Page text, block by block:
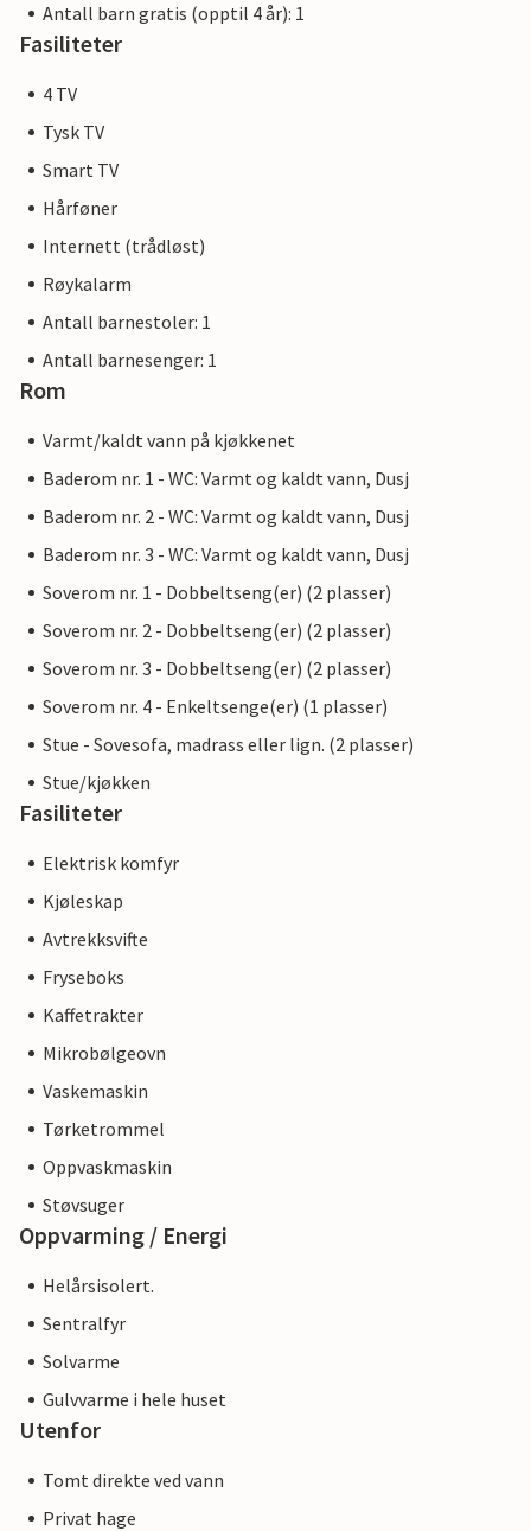
Antall barn gratis (opptil 4 år): 1
Fasiliteter
4 TV
Tysk TV
Smart TV
Hårføner
Internett (trådløst)
Røykalarm
Antall barnestoler: 1
Antall barnesenger: 1
Rom
Varmt/kaldt vann på kjøkkenet
Baderom nr. 1 - WC: Varmt og kaldt vann, Dusj
Baderom nr. 2 - WC: Varmt og kaldt vann, Dusj
Baderom nr. 3 - WC: Varmt og kaldt vann, Dusj
Soverom nr. 1 - Dobbeltseng(er) (2 plasser)
Soverom nr. 2 - Dobbeltseng(er) (2 plasser)
Soverom nr. 3 - Dobbeltseng(er) (2 plasser)
Soverom nr. 4 - Enkeltsenge(er) (1 plasser)
Stue - Sovesofa, madrass eller lign. (2 plasser)
Stue/kjøkken
Fasiliteter
Elektrisk komfyr
Kjøleskap
Avtrekksvifte
Fryseboks
Kaffetrakter
Mikrobølgeovn
Vaskemaskin
Tørketrommel
Oppvaskmaskin
Støvsuger
Oppvarming / Energi
Helårsisolert.
Sentralfyr
Solvarme
Gulvvarme i hele huset
Utenfor
Tomt direkte ved vann
Privat hage